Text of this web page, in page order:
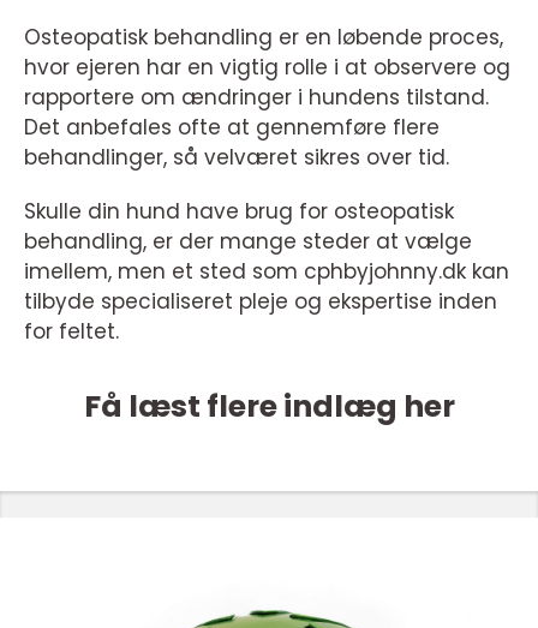
Osteopatisk behandling er en løbende proces,
hvor ejeren har en vigtig rolle i at observere og
rapportere om ændringer i hundens tilstand.
Det anbefales ofte at gennemføre flere
behandlinger, så velværet sikres over tid.
Skulle din hund have brug for osteopatisk
behandling, er der mange steder at vælge
imellem, men et sted som cphbyjohnny.dk kan
tilbyde specialiseret pleje og ekspertise inden
for feltet.
Få læst flere indlæg her